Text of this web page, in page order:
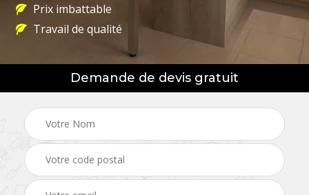
Prix imbattable
Travail de qualité
Demande de devis gratuit